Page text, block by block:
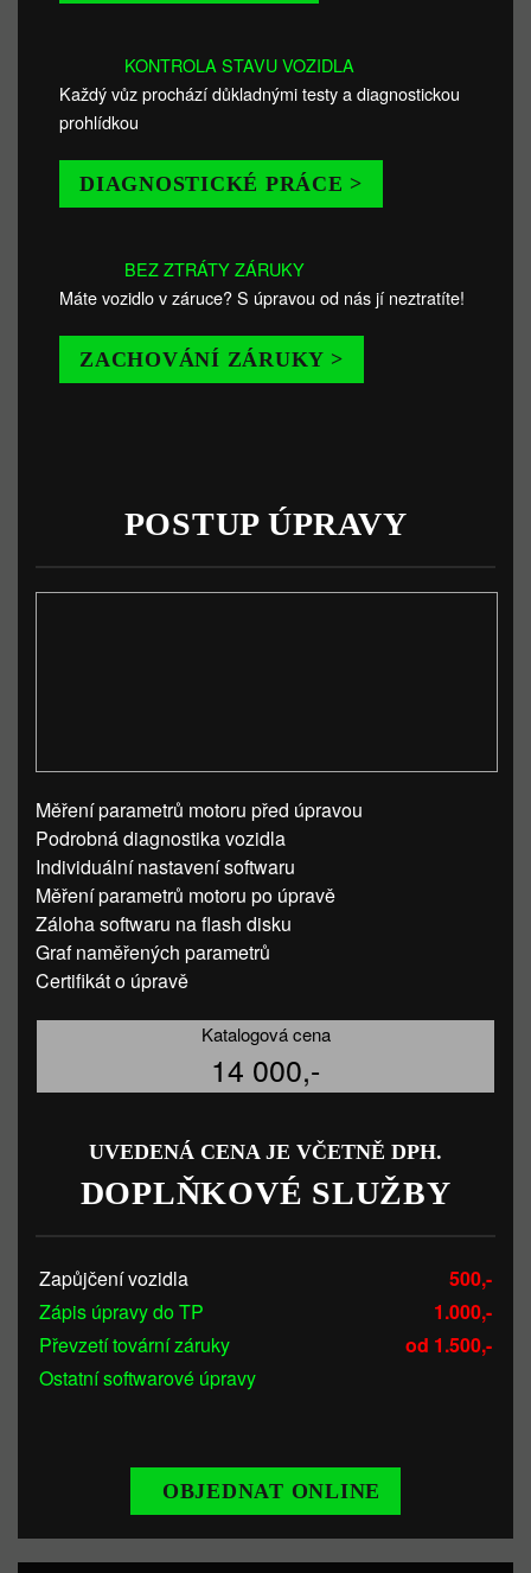
KONTROLA STAVU VOZIDLA
Každý vůz prochází důkladnými testy a diagnostickou
prohlídkou
DIAGNOSTICKÉ PRÁCE >
BEZ ZTRÁTY ZÁRUKY
Máte vozidlo v záruce? S úpravou od nás jí neztratíte!
ZACHOVÁNÍ ZÁRUKY >
POSTUP ÚPRAVY
Měření parametrů motoru před úpravou
Podrobná diagnostika vozidla
Individuální nastavení softwaru
Měření parametrů motoru po úpravě
Záloha softwaru na flash disku
Graf naměřených parametrů
Certifikát o úpravě
Katalogová cena
14 000,-
UVEDENÁ CENA JE VČETNĚ DPH.
DOPLŇKOVÉ SLUŽBY
Zapůjčení vozidla
500,-
Zápis úpravy do TP
1.000,-
Převzetí tovární záruky
od 1.500,-
Ostatní softwarové úpravy
OBJEDNAT ONLINE